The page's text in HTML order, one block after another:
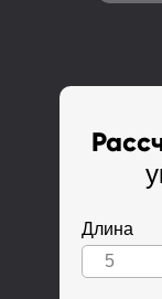
Длина